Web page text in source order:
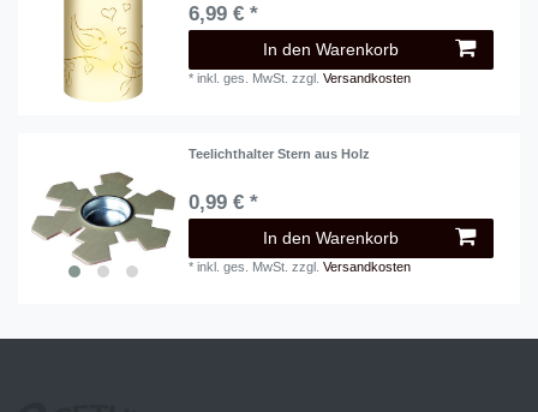
6,99 € *
In den Warenkorb
*inkl. ges. MwSt. zzgl.Versandkosten
Teelichthalter Stern aus Holz
0,99 € *
In den Warenkorb
*inkl. ges. MwSt. zzgl.Versandkosten